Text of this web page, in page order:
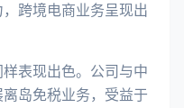
跨境电商业务呈现出
表现出色。公司与中
岛免税业务，受益于